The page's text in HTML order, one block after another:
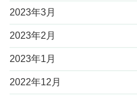
2023年3月
2023年2月
2023年1月
2022年12月